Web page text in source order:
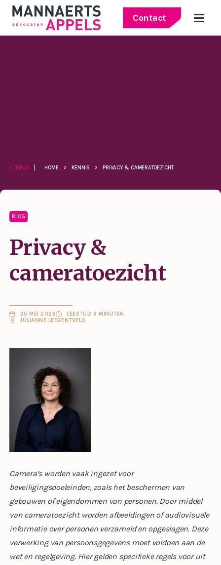
Contact
< TERUG HOME > KENNIS > PRIVACY & CAMERATOEZICHT
BLOG
Privacy &
cameratoezicht
25 MEI 2023
LEESTIJD 6 MINUTEN
JULIANNE LEERENTVELD
Camera’s worden vaak ingezet voor
beveiligingsdoeleinden, zoals het beschermen van
gebouwen of eigendommen van personen. Door middel
van cameratoezicht worden afbeeldingen of audiovisuele
informatie over personen verzameld en opgeslagen. Deze
verwerking van persoonsgegevens moet voldoen aan de
wet en regelgeving. Hier gelden specifieke regels voor uit